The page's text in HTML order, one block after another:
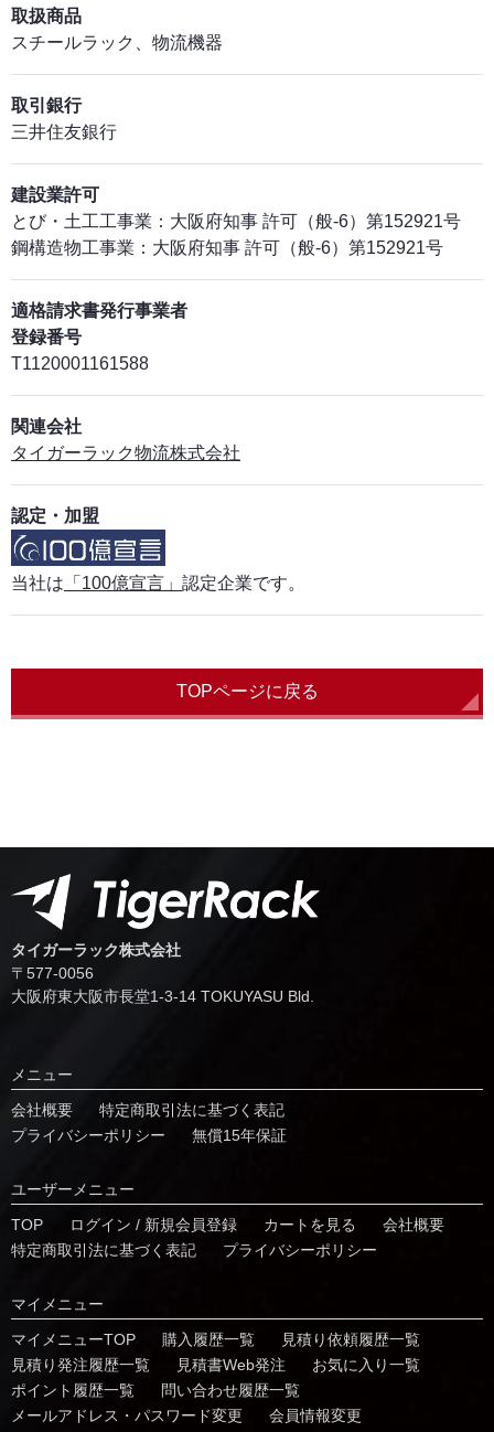
取扱商品
スチールラック、物流機器
取引銀行
三井住友銀行
建設業許可
とび・土工工事業：大阪府知事 許可（般-6）第152921号
鋼構造物工事業：大阪府知事 許可（般-6）第152921号
適格請求書発行事業者
登録番号
T1120001161588
関連会社
タイガーラック物流株式会社
認定・加盟
当社は 「100億宣言」 認定企業です。
TOPページに戻る
タイガーラック株式会社
〒577-0056
⼤阪府東⼤阪市⻑堂1-3-14 TOKUYASU Bld.
メニュー
会社概要
特定商取引法に基づく表記
プライバシーポリシー
無償15年保証
ユーザーメニュー
TOP
ログイン / 新規会員登録 カートを見る
会社概要
特定商取引法に基づく表記
プライバシーポリシー
マイメニュー
マイメニューTOP
購入履歴一覧
⾒積り依頼履歴⼀覧
⾒積り発注履歴⼀覧
見積書Web発注
お気に⼊り⼀覧
ポイント履歴⼀覧
問い合わせ履歴⼀覧
メールアドレス・パスワード変更
会員情報変更